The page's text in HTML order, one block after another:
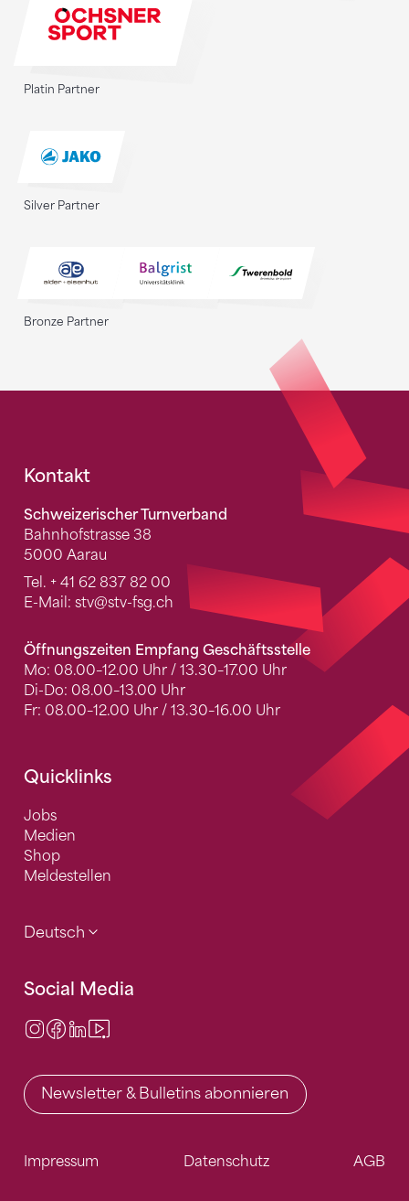
Platin Partner
Silver Partner
Bronze Partner
Fusszeile
Kontakt
Schweizerischer Turnverband
Bahnhofstrasse 38
5000 Aarau
Tel. + 41 62 837 82 00
E-Mail: stv@stv-fsg.ch
Öffnungszeiten Empfang Geschäftsstelle
Mo: 08.00–12.00 Uhr / 13.30–17.00 Uhr
Di-Do: 08.00–13.00 Uhr
Fr: 08.00–12.00 Uhr / 13.30–16.00 Uhr
Quicklinks
Jobs
Medien
Shop
Meldestellen
Deutsch
Social Media
Instagram
Facebook
LinkedIn
Newsletter & Bulletins abonnieren
Impressum Datenschutz AGB